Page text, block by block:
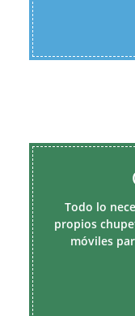
Todo lo
propios
móviles